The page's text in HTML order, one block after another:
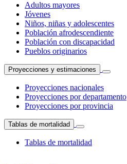
Adultos mayores
Jóvenes
Niños, niñas y adolescentes
Población afrodescendiente
Población con discapacidad
Pueblos originarios
Proyecciones y estimaciones
Proyecciones nacionales
Proyecciones por departamento
Proyecciones por provincia
Tablas de mortalidad
Tablas de mortalidad